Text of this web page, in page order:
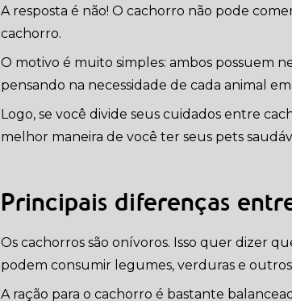
A resposta é não! O cachorro não pode
cachorro.
O motivo é muito simples: ambos possuem
pensando na necessidade de cada animal
Logo, se você divide seus cuidados entre
melhor maneira de você ter seus pets
Principais diferenças
Os cachorros são onívoros. Isso quer dizer
podem consumir legumes, verduras e outros
A ração para o cachorro é bastante